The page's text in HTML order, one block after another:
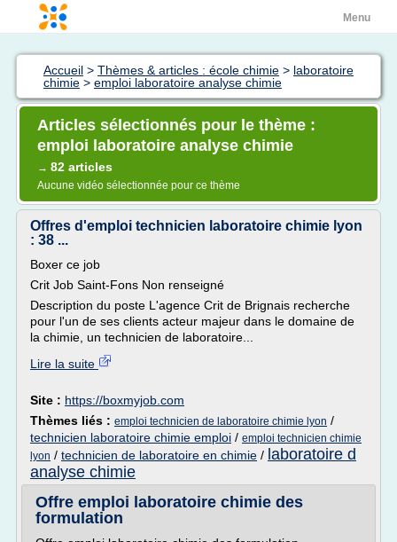
Menu
Accueil > Thèmes & articles : école chimie > laboratoire
chimie > emploi laboratoire analyse chimie
Articles sélectionnés pour le thème :
emploi laboratoire analyse chimie
→ 82 articles
Aucune vidéo sélectionnée pour ce thème
Offres d'emploi technicien laboratoire chimie lyon
: 38 ...
Boxer ce job
Crit Job Saint-Fons Non renseigné
Description du poste L'agence Crit de Brignais recherche
pour l'un de ses clients acteur majeur dans le domaine de
la chimie, un technicien de laboratoire...
Lire la suite
Site : https://boxmyjob.com
Thèmes liés : emploi technicien de laboratoire chimie lyon /
technicien laboratoire chimie emploi / emploi technicien chimie
lyon / technicien de laboratoire en chimie / laboratoire d
analyse chimie
Offre emploi laboratoire chimie des
formulation